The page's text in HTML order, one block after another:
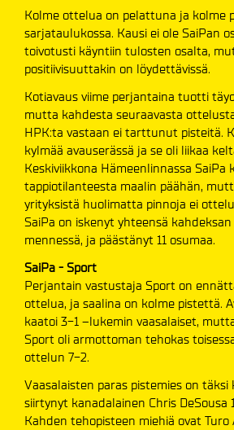
Kolme ottelua on pelattuna ja kolme
sarjataulukossa. Kausi ei ole SaiPan
toivotusti käyntiin tulosten osalta,
positiivisuuttakin on löydettävissä.
Kotiavaus viime perjantaina tuotti
mutta kahdesta seuraavasta
HPK:ta vastaan ei tarttunut pisteitä.
kylmää avauserässä ja se oli liikaa
Keskiviikkona Hämeenlinnassa
tappiotilanteesta maalin päähän,
yrityksistä huolimatta pinnoja ei
SaiPa on iskenyt yhteensä
mennessä, ja päästänyt 11 osumaa.
SaiPa - Sport
Perjantain vastustaja Sport on
ottelua, ja saalina on kolme pistettä.
kaatoi 3-1 –lukemin vaasalaiset,
Sport oli armottoman tehokas
ottelun 7-2.
Vaasalaisten paras pistemies on täksi
siirtynyt kanadalainen Chris DeSousa
Kahden tehopisteen miehiä ovat Turo